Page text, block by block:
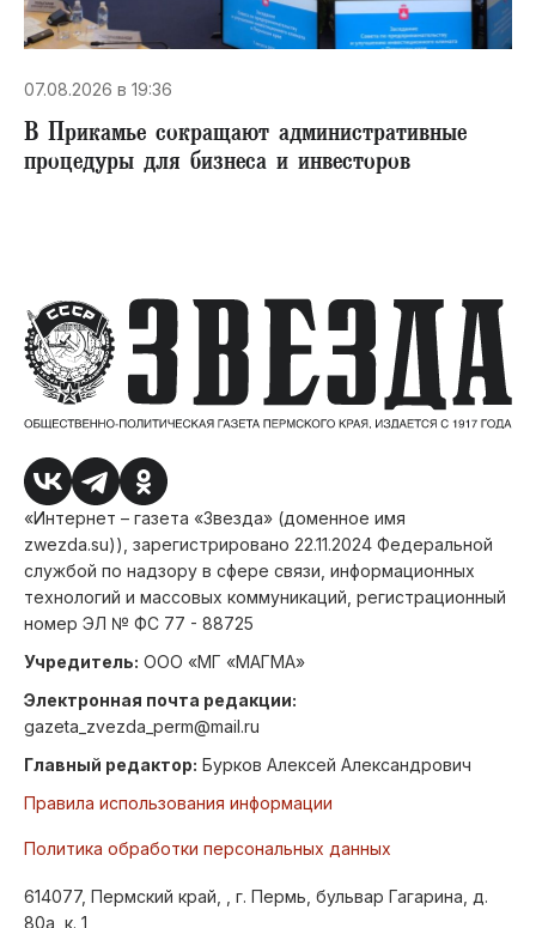
07.08.2026 в 19:36
В Прикамье сокращают административные
процедуры для бизнеса и инвесторов
«Интернет – газета «Звезда» (доменное имя
zwezda.su)), зарегистрировано 22.11.2024 Федеральной
службой по надзору в сфере связи, информационных
технологий и массовых коммуникаций, регистрационный
номер ЭЛ № ФС 77 - 88725
Учредитель: ООО «МГ «МАГМА»
Электронная почта редакции:
gazeta_zvezda_perm@mail.ru
Главный редактор: Бурков Алексей Александрович
Правила использования информации
Политика обработки персональных данных
614077, Пермский край, , г. Пермь, бульвар Гагарина, д.
80а, к. 1